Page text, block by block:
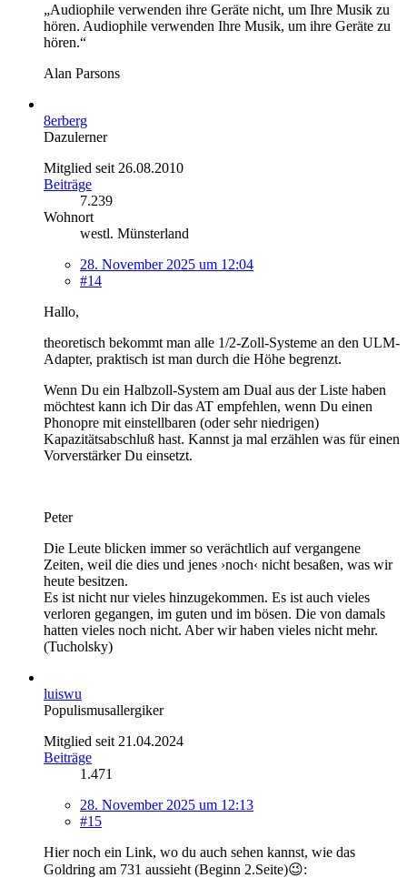
„Audiophile verwenden ihre Geräte nicht, um Ihre Musik zu
hören. Audiophile verwenden Ihre Musik, um ihre Geräte zu
hören.“
Alan Parsons
8erberg
Dazulerner
Mitglied seit 26.08.2010
Beiträge
7.239
Wohnort
westl. Münsterland
28. November 2025 um 12:04
#14
Hallo,
theoretisch bekommt man alle 1/2-Zoll-Systeme an den ULM-
Adapter, praktisch ist man durch die Höhe begrenzt.
Wenn Du ein Halbzoll-System am Dual aus der Liste haben
möchtest kann ich Dir das AT empfehlen, wenn Du einen
Phonopre mit einstellbaren (oder sehr niedrigen)
Kapazitätsabschluß hast. Kannst ja mal erzählen was für einen
Vorverstärker Du einsetzt.
Peter
Die Leute blicken immer so verächtlich auf vergangene
Zeiten, weil die dies und jenes ›noch‹ nicht besaßen, was wir
heute besitzen.
Es ist nicht nur vieles hinzugekommen. Es ist auch vieles
verloren gegangen, im guten und im bösen. Die von damals
hatten vieles noch nicht. Aber wir haben vieles nicht mehr.
(Tucholsky)
luiswu
Populismusallergiker
Mitglied seit 21.04.2024
Beiträge
1.471
28. November 2025 um 12:13
#15
Hier noch ein Link, wo du auch sehen kannst, wie das
Goldring am 731 aussieht (Beginn 2.Seite)😉: